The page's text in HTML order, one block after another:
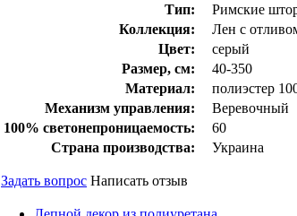
Тип:
Римские
Коллекция:
Лен с
Цвет:
серый
Размер, см:
40-350
Материал:
полиэстер
Механизм управления:
Веревочный
100% светонепроницаемость:
60
Страна производства:
Украина
Задать вопрос Написать отзыв